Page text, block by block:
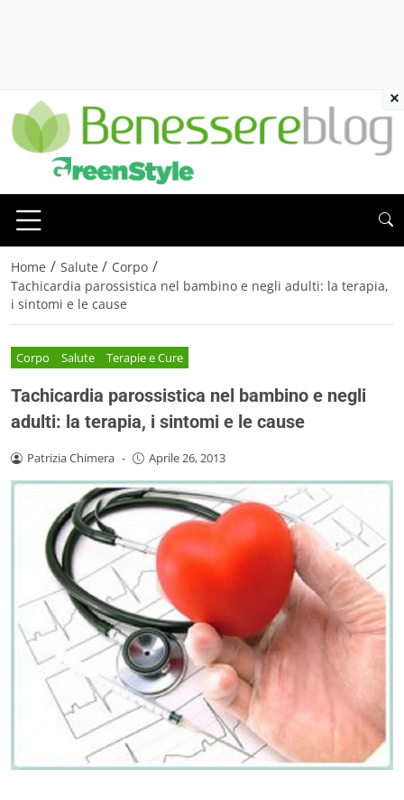
Home / Salute / Corpo /
Tachicardia parossistica nel bambino e negli adulti: la terapia,
i sintomi e le cause
Corpo Salute Terapie e Cure
Tachicardia parossistica nel bambino e negli
adulti: la terapia, i sintomi e le cause
Patrizia Chimera - Aprile 26, 2013
×